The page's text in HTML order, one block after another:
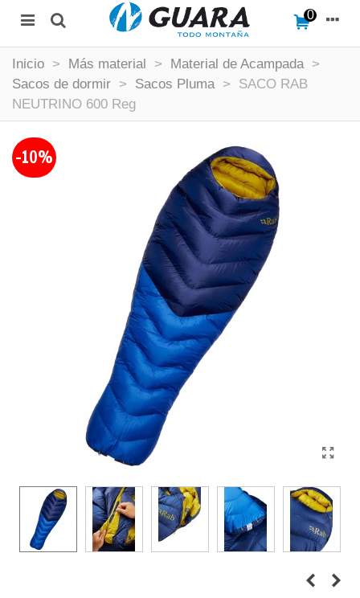
0
Inicio > Más material > Material de Acampada >
Sacos de dormir > Sacos Pluma >
SACO RAB
NEUTRINO 600 Reg
-10%